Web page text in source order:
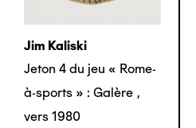
Jim Kaliski
Jeton 4 du jeu « Rome-
à-sports » : Galère ,
vers 1980